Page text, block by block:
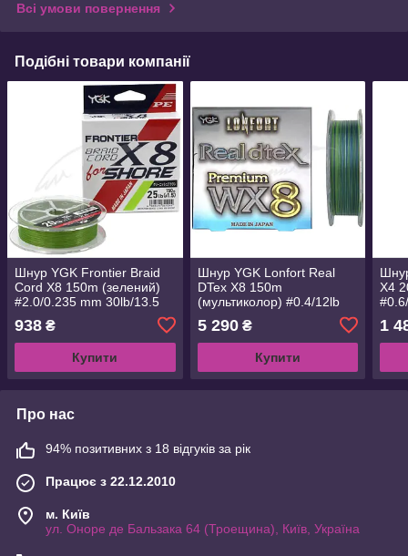
Всі умови повернення
Подібні товари компанії
Шнур YGK Frontier Braid
Cord X8 150m (зелений)
#2.0/0.235 mm 30lb/13.5
kg (5545.02.99 D745-#2.0)
938 ₴
Купити
Шнур YGK Lonfort Real
DTex X8 150m
(мультиколор) #0.4/12lb
5 290₴
Купити
X4
1
Про нас
94% позитивних з 18 відгуків за рік
Працює з 22.12.2010
м. Київ
ул. Оноре де Бальзака 64 (Троещина), Київ, Україна